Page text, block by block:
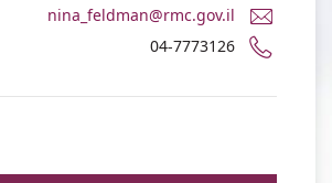
דואר
אלקטרוני
נינה
nina_feldman@rmc.gov.il
מספר
טלפון
04-7773126